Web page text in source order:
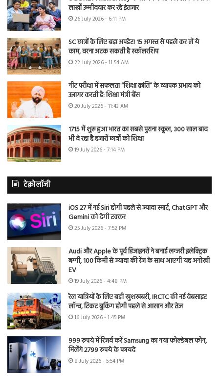
लाखों उम्मीदवार कर रहे इंतजार
26 July 2026 - 6:11 PM
SC छात्रों के लिए बड़ा अपडेट! 15 अगस्त से पहले कर लें ये
काम, वरना अटक सकती है स्कॉलरशिप
22 July 2026 - 11:54 AM
नीट परीक्षा में सफलता “शिक्षा क्रांति” के व्यापक प्रभाव को
उजागर करती है: शिक्षा मंत्री बैंस
20 July 2026 - 11:43 AM
1715 में शुरू हुआ भारत का सबसे पुराना स्कूल, 300 साल बाद
भी दे रहा है हजारों छात्रों को शिक्षा
19 July 2026 - 7:14 PM
टेक्नोलॉजी
iOS 27 में नई Siri होगी पहले से ज्यादा स्मार्ट, ChatGPT और
Gemini को देगी टक्कर
25 July 2026 - 7:52 PM
Audi और Apple के पूर्व डिजाइनरों ने बनाई लग्जरी इलेक्ट्रिक
बग्गी, 100 किमी से ज्यादा की रेंज के साथ आएगी यह अनोखी
EV
19 July 2026 - 4:48 PM
रेल यात्रियों के लिए बड़ी खुशखबरी, IRCTC की नई वेबसाइट
लॉन्च, टिकट बुकिंग होगी पहले से आसान और तेज
16 July 2026 - 1:45 PM
999 रुपये में रिजर्व करें Samsung का नया फोल्डेबल फोन,
मिलेंगे 2799 रुपये के फायदे
8 July 2026 - 5:54 PM